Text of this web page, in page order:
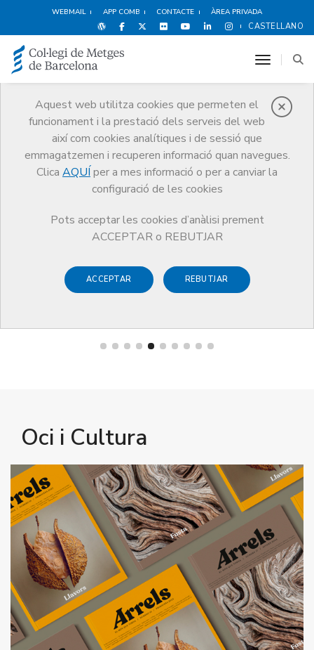
WEBMAIL APP COMB CONTACTE ÀREA PRIVADA
CASTELLANO
Aquest web utilitza cookies que permeten el
funcionament i la prestació dels serveis del web
així com cookies analítiques i de sessió que
emmagatzemen i recuperen informació quan navegues.
Clica AQUÍ per a mes informació o per a canviar la
configuració de les cookies
Pots acceptar les cookies d’anàlisi prement
ACCEPTAR o REBUTJAR
ACCEPTAR REBUTJAR
toggle
Avantatges i
descomptes
Serveis Altres serveis
Avantatges i descomptes
Revista Arrels
Oci i Cultura